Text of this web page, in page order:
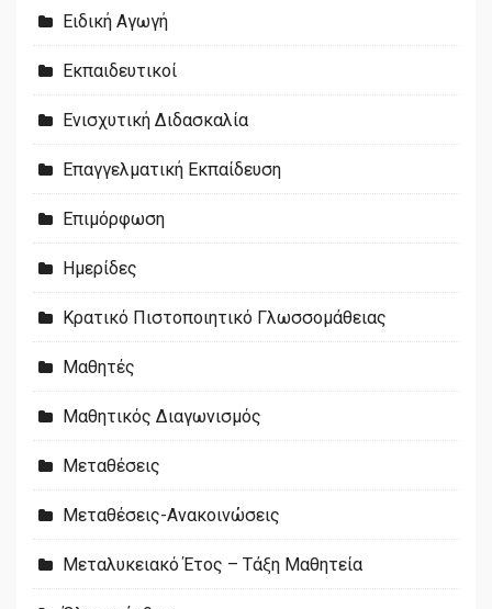
Ειδική Αγωγή
Εκπαιδευτικοί
Ενισχυτική Διδασκαλία
Επαγγελματική Εκπαίδευση
Επιμόρφωση
Ημερίδες
Κρατικό Πιστοποιητικό Γλωσσομάθειας
Μαθητές
Μαθητικός Διαγωνισμός
Μεταθέσεις
Μεταθέσεις-Ανακοινώσεις
Μεταλυκειακό Έτος – Τάξη Μαθητεία